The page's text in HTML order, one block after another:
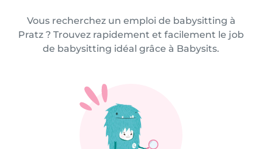
Vous recherchez un emploi de babysitting à
Pratz ? Trouvez rapidement et facilement le job
de babysitting idéal grâce à Babysits.